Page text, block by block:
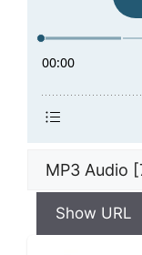
Show URL